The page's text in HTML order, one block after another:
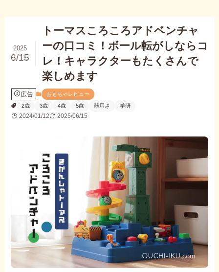
トーマスころころアドベンチャ
ーの口コミ！ボール転がしならコ
レ！キャラクターもたくさんで
楽しめます
2025
6/15
広告
おもちゃレビュー
2歳
3歳 4歳 5歳 器用さ 学研
2024/01/12 2025/06/15